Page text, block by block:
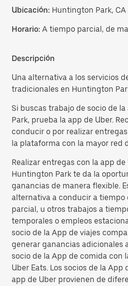
Ubicación: Huntington Park, CA
Horario: A tiempo parcial, de
Descripción
Una alternativa a los servicios
tradicionales en Huntington
Si buscas trabajo de socio de
Park, prueba la app de Uber.
conducir o por realizar
la plataforma con la mayor red
Realizar entregas con la app de
Huntington Park te da la
ganancias de manera flexible.
alternativa a conducir a tiempo
parcial, u otros trabajos a
temporales o empleos
socio de la App de viajes
generar ganancias adicionales
socio de la App de comida con
Uber Eats. Los socios de la App
app de Uber provienen de